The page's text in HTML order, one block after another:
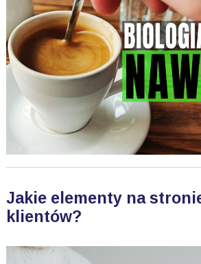
Jakie elementy na
klientów?